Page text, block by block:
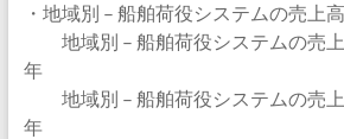
・地域別 – 船舶荷役システムの売上
地域別 – 船舶荷役システムの売
年
地域別 – 船舶荷役システムの売上
年